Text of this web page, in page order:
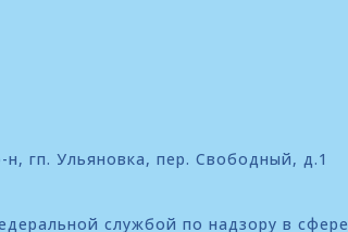
гп. Ульяновка, пер. Свободный, д.1
службой по надзору в сфере